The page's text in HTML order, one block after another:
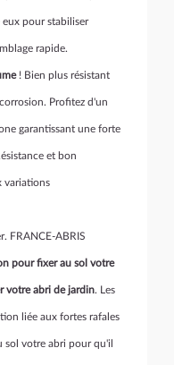
eux pour stabiliser
rapide.
! Bien plus résistant
Profitez d'un
garantissant une forte
et bon
variations
FRANCE-ABRIS
pour fixer au sol votre
votre abri de jardin. Les
liée aux fortes rafales
sol votre abri pour qu'il